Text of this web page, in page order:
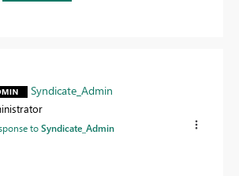
Syndicate_Admin
toSyndicate_Admin